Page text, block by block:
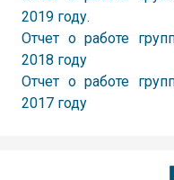
2019 году.
Отчет о работе
2018 году
Отчет о работе
2017 году